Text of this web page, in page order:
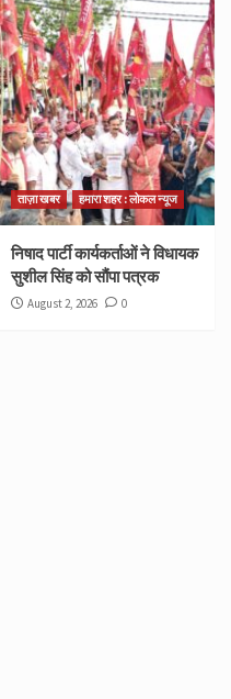
ताज़ा खबर हमारा शहर : लोकल न्यूज
निषाद पार्टी कार्यकर्ताओं ने विधायक
सुशील सिंह को सौंपा पत्रक
August 2, 2026 0